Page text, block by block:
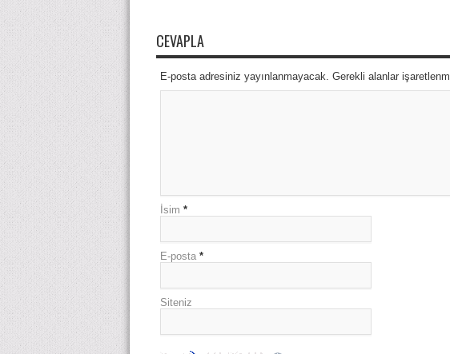
CEVAPLA
E-posta adresiniz yayınlanmayacak. Gerekli alanlar
İsim *
E-posta *
Siteniz